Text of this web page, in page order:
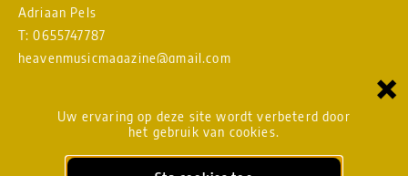
Uw ervaring op deze site wordt verbeterd door
het gebruik van cookies.
×
Adriaan Pels
T: 0655747787
heavenmusicmagazine@gmail.com